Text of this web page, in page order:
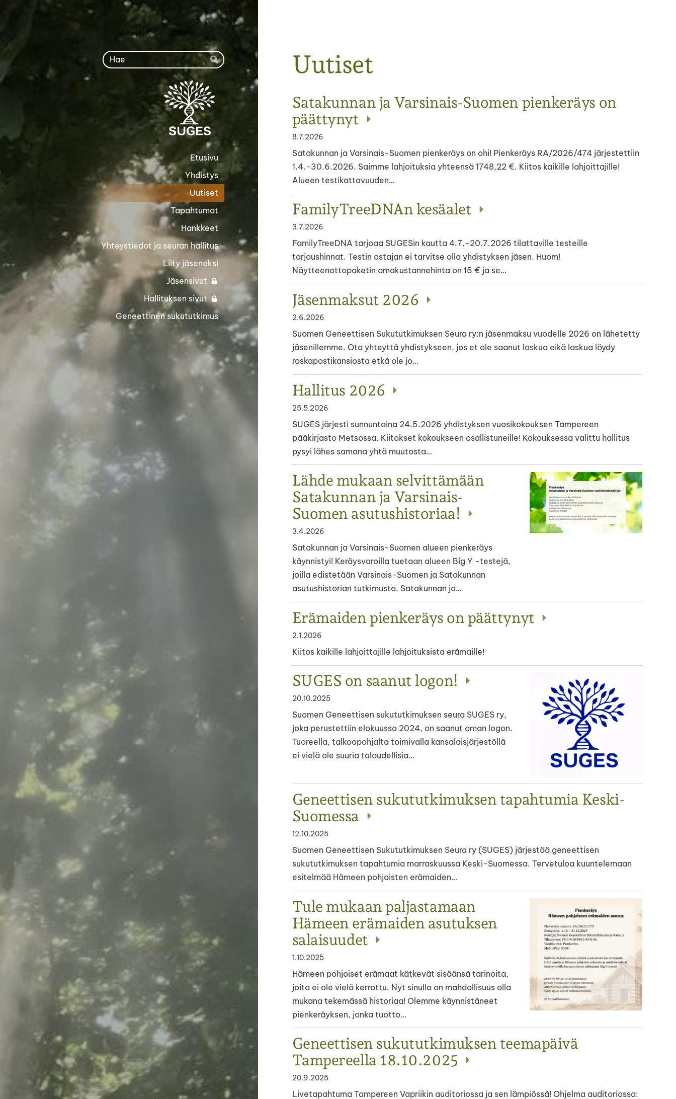
Haku
Hae
SUGES
Etusivu
Yhdistys
Uutiset
Tapahtumat
Hankkeet
Yhteystiedot ja seuran hallitus
Liity jäseneksi
Jäsensivut
Hallituksen sivut
Geneettinen sukututkimus
Uutiset
Satakunnan ja Varsinais-Suomen pienkeräys on
päättynyt
8.7.2026
Satakunnan ja Varsinais-Suomen pienkeräys on ohi! Pienkeräys RA/2026/474 järjestettiin
1.4.-30.6.2026. Saimme lahjoituksia yhteensä 1748,22 €. Kiitos kaikille lahjoittajille!
Alueen testikattavuuden…
FamilyTreeDNAn kesäalet
3.7.2026
FamilyTreeDNA tarjoaa SUGESin kautta 4.7.-20.7.2026 tilattaville testeille
tarjoushinnat. Testin ostajan ei tarvitse olla yhdistyksen jäsen. Huom!
Näytteenottopaketin omakustannehinta on 15 € ja se…
Jäsenmaksut 2026
2.6.2026
Suomen Geneettisen Sukututkimuksen Seura ry:n jäsenmaksu vuodelle 2026 on lähetetty
jäsenillemme. Ota yhteyttä yhdistykseen, jos et ole saanut laskua eikä laskua löydy
roskapostikansiosta etkä ole jo…
Hallitus 2026
25.5.2026
SUGES järjesti sunnuntaina 24.5.2026 yhdistyksen vuosikokouksen Tampereen
pääkirjasto Metsossa. Kiitokset kokoukseen osallistuneille! Kokouksessa valittu hallitus
pysyi lähes samana yhtä muutosta…
Lähde mukaan selvittämään
Satakunnan ja Varsinais-
Suomen asutushistoriaa!
3.4.2026
Satakunnan ja Varsinais-Suomen alueen pienkeräys
käynnistyi! Keräysvaroilla tuetaan alueen Big Y -testejä,
joilla edistetään Varsinais-Suomen ja Satakunnan
asutushistorian tutkimusta. Satakunnan ja…
Erämaiden pienkeräys on päättynyt
2.1.2026
Kiitos kaikille lahjoittajille lahjoituksista erämaille!
SUGES on saanut logon!
20.10.2025
Suomen Geneettisen sukututkimuksen seura SUGES ry,
joka perustettiin elokuussa 2024, on saanut oman logon.
Tuoreella, talkoopohjalta toimivalla kansalaisjärjestöllä
ei vielä ole suuria taloudellisia…
Geneettisen sukututkimuksen tapahtumia Keski-
Suomessa
12.10.2025
Suomen Geneettisen Sukututkimuksen Seura ry (SUGES) järjestää geneettisen
sukututkimuksen tapahtumia marraskuussa Keski-Suomessa. Tervetuloa kuuntelemaan
esitelmää Hämeen pohjoisten erämaiden…
Tule mukaan paljastamaan
Hämeen erämaiden asutuksen
salaisuudet
1.10.2025
Hämeen pohjoiset erämaat kätkevät sisäänsä tarinoita,
joita ei ole vielä kerrottu. Nyt sinulla on mahdollisuus olla
mukana tekemässä historiaa! Olemme käynnistäneet
pienkeräyksen, jonka tuotto…
Geneettisen sukututkimuksen teemapäivä
Tampereella 18.10.2025
20.9.2025
Livetapahtuma Tampereen Vapriikin auditoriossa ja sen lämpiössä! Ohjelma auditoriossa: